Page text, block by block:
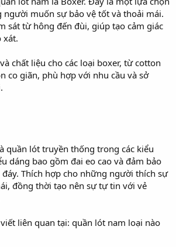
người muốn sự bảo vệ tốt và thoải mái.
sát từ hông đến đùi, giúp tạo cảm giác
xát.
chất liệu cho các loại boxer, từ cotton
co giãn, phù hợp với nhu cầu và sở
quần lót truyền thống trong các kiểu
dáng bao gồm đai eo cao và đảm bảo
Thích hợp cho những người thích sự
đồng thời tạo nên sự tự tin với vẻ
liên quan tại: quần lót nam loại nào